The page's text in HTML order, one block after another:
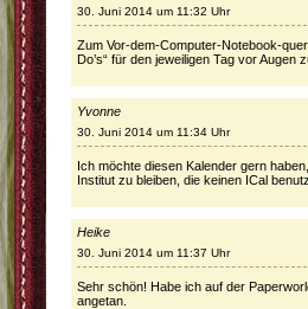
30. Juni 2014 um 11:32 Uhr
Zum Vor-dem-Computer-Notebook-
Do’s“ für den jeweiligen Tag vor Augen
Yvonne
30. Juni 2014 um 11:34 Uhr
Ich möchte diesen Kalender gern
Institut zu bleiben, die keinen ICal
Heike
30. Juni 2014 um 11:37 Uhr
Sehr schön! Habe ich auf der
angetan.